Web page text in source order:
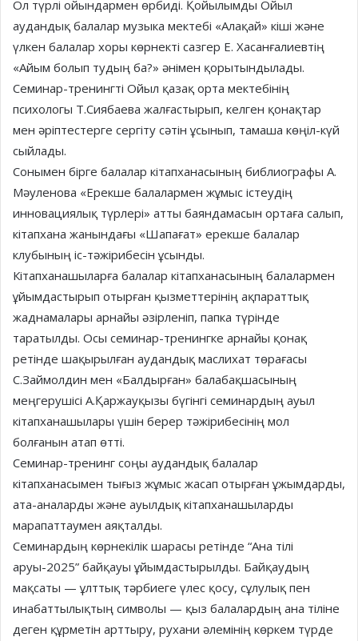
Ол түрлі ойындармен өрбиді. Қойылымды Ойыл
аудандық балалар музыка мектебі «Алақай» кіші және
үлкен балалар хоры көрнекті сазгер Е. Хасанғалиевтің
«Айым болып тудың ба?» әнімен қорытындылады.
Семинар-тренингті Ойыл қазақ орта мектебінің
психологы Т.Сиябаева жалғастырып, келген қонақтар
мен әріптестерге сергіту сәтін ұсынып, тамаша көңіл-күй
сыйлады.
Сонымен бірге балалар кітапханасының библиографы А.
Мәуленова «Ерекше балалармен жұмыс істеудің
инновациялық түрлері» атты баяндамасын ортаға салып,
кітапхана жанындағы «Шапағат» ерекше балалар
клубының іс-тәжірибесін ұсынды.
Кітапханашыларға балалар кітапханасының балалармен
ұйымдастырып отырған қызметтерінің ақпараттық
жаднамалары арнайы әзірленіп, папка түрінде
таратылды. Осы семинар-тренингке арнайы қонақ
ретінде шақырылған аудандық маслихат төрағасы
С.Займолдин мен «Балдырған» балабақшасының
меңгерушісі А.Қаржауқызы бүгінгі семинардың ауыл
кітапханашылары үшін берер тәжірибесінің мол
болғанын атап өтті.
Семинар-тренинг соңы аудандық балалар
кітапханасымен тығыз жұмыс жасап отырған ұжымдарды,
ата-аналарды және ауылдық кітапханашыларды
марапаттаумен аяқталды.
Семинардың көрнекілік шарасы ретінде “Ана тілі
аруы-2025” байқауы ұйымдастырылды. Байқаудың
мақсаты — ұлттық тәрбиеге үлес қосу, сұлулық пен
инабаттылықтың символы — қыз балалардың ана тіліне
деген құрметін арттыру, рухани әлемінің көркем түрде